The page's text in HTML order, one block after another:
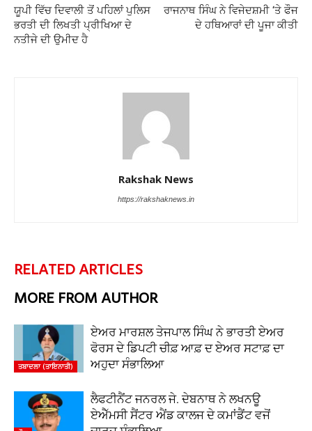
ਯੂਪੀ ਵਿੱਚ ਦਿਵਾਲੀ ਤੋਂ ਪਹਿਲਾਂ ਪੁਲਿਸ
ਭਰਤੀ ਦੀ ਲਿਖਤੀ ਪ੍ਰੀਖਿਆ ਦੇ
ਨਤੀਜੇ ਦੀ ਉਮੀਦ ਹੈ
ਰਾਜਨਾਥ ਸਿੰਘ ਨੇ ਵਿਜੇਦਸ਼ਮੀ ‘ਤੇ ਫੌਜ
ਦੇ ਹਥਿਆਰਾਂ ਦੀ ਪੂਜਾ ਕੀਤੀ
Rakshak News
https://rakshaknews.in
RELATED ARTICLES
MORE FROM AUTHOR
ਤਬਾਦਲਾ (ਤਾਇਨਾਤੀ)
ਏਅਰ ਮਾਰਸ਼ਲ ਤੇਜਪਾਲ ਸਿੰਘ ਨੇ ਭਾਰਤੀ ਏਅਰ
ਫੋਰਸ ਦੇ ਡਿਪਟੀ ਚੀਫ਼ ਆਫ਼ ਦ ਏਅਰ ਸਟਾਫ਼ ਦਾ
ਅਹੁਦਾ ਸੰਭਾਲਿਆ
ਲੈਫਟੀਨੈਂਟ ਜਨਰਲ ਜੇ. ਦੇਬਨਾਥ ਨੇ ਲਖਨਊ
ਏਐੱਮਸੀ ਸੈਂਟਰ ਐਂਡ ਕਾਲਜ ਦੇ ਕਮਾਂਡੈਂਟ ਵਜੋਂ